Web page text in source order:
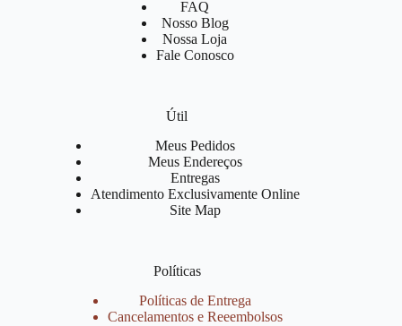
FAQ
Nosso Blog
Nossa Loja
Fale Conosco
Útil
Meus Pedidos
Meus Endereços
Entregas
Atendimento Exclusivamente Online
Site Map
Políticas
Políticas de Entrega
Cancelamentos e Reeembolsos